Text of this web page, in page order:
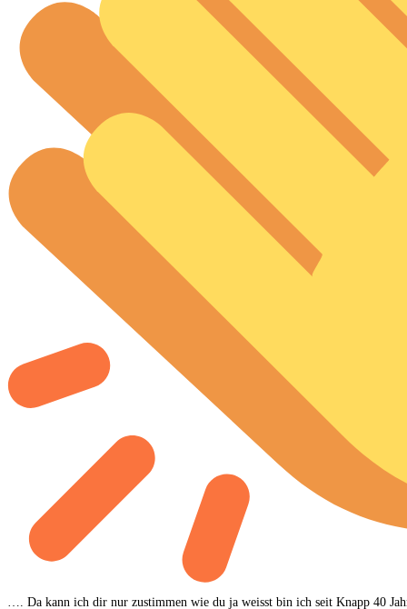
…. Da kann ich dir nur zustimmen wie du ja weisst bin ich seit Knapp 40